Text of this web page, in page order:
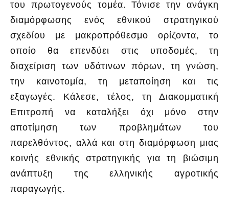
του πρωτογενούς τομέα. Τόνισε την ανάγκη
διαμόρφωσης ενός εθνικού στρατηγικού
σχεδίου με μακροπρόθεσμο ορίζοντα, το
οποίο θα επενδύει στις υποδομές, τη
διαχείριση των υδάτινων πόρων, τη γνώση,
την καινοτομία, τη μεταποίηση και τις
εξαγωγές. Κάλεσε, τέλος, τη Διακομματική
Επιτροπή να καταλήξει όχι μόνο στην
αποτίμηση των προβλημάτων του
παρελθόντος, αλλά και στη διαμόρφωση μιας
κοινής εθνικής στρατηγικής για τη βιώσιμη
ανάπτυξη της ελληνικής αγροτικής
παραγωγής.